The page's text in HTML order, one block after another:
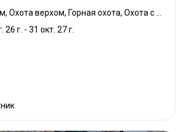
Охота с луком, Охота верхом, Горная охота, Охота с дульнозарядным ружьём, Охота с карабином, Охота с подхода
26 г. - 31 окт. 27 г.